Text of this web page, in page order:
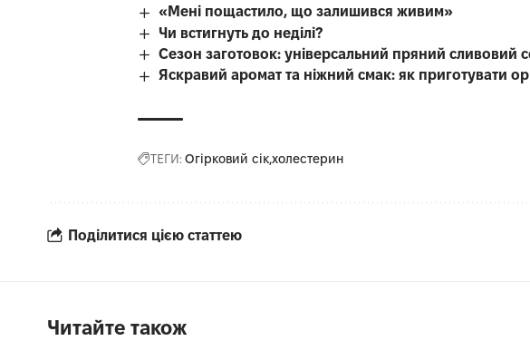
«Мені пощастило, що залишився живим»
Чи встигнуть до неділі?
Сезон заготовок: універсальний пряний сливовий
Яскравий аромат та ніжний смак: як приготувати
ТЕГИ: Огірковий сікхолестерин
Поділитися цією статтею
Читайте також